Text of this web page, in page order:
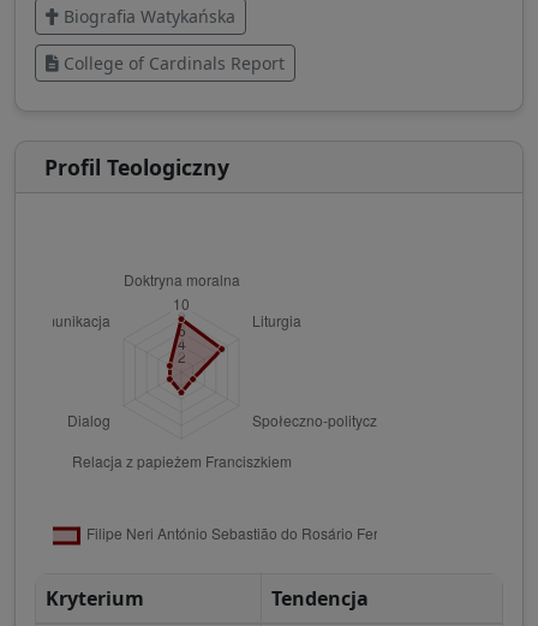
Biografia Watykańska
College of Cardinals Report
Profil Teologiczny
Kryterium Tendencja